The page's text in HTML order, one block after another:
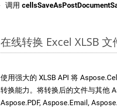
调用
在线转换 Excel XLSB
使用强大的 XLSB API 将
转换能力。将转换后的文件与其他
Aspose.PDF, Aspose.Email,